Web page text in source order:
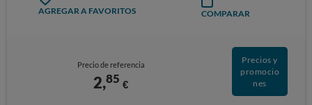
AGREGAR A FAVORITOS COMPARAR
Precio de referencia
2,85 €
Precios y
promocio
nes